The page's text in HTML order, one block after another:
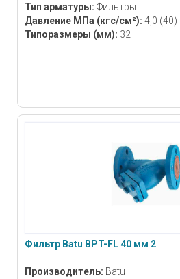
Тип арматуры: Фильтры
Давление МПа (кгс/см²): 4,0 (40)
Типоразмеры (мм): 32
Фильтр Batu BPT-FL 40 мм 2
Производитель: Batu